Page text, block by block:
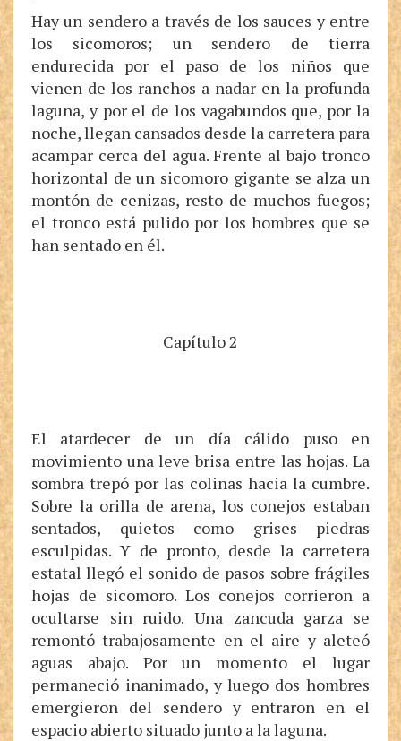
Hay un sendero a través de los sauces y entre
los sicomoros; un sendero de tierra
endurecida por el paso de los niños que
vienen de los ranchos a nadar en la profunda
laguna, y por el de los vagabundos que, por la
noche, llegan cansados desde la carretera para
acampar cerca del agua. Frente al bajo tronco
horizontal de un sicomoro gigante se alza un
montón de cenizas, resto de muchos fuegos;
el tronco está pulido por los hombres que se
han sentado en él.
Capítulo 2
El atardecer de un día cálido puso en
movimiento una leve brisa entre las hojas. La
sombra trepó por las colinas hacia la cumbre.
Sobre la orilla de arena, los conejos estaban
sentados, quietos como grises piedras
esculpidas. Y de pronto, desde la carretera
estatal llegó el sonido de pasos sobre frágiles
hojas de sicomoro. Los conejos corrieron a
ocultarse sin ruido. Una zancuda garza se
remontó trabajosamente en el aire y aleteó
aguas abajo. Por un momento el lugar
permaneció inanimado, y luego dos hombres
emergieron del sendero y entraron en el
espacio abierto situado junto a la laguna.